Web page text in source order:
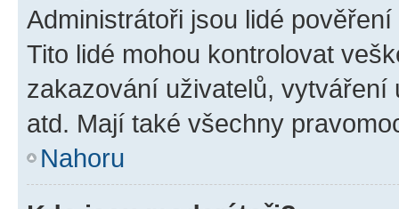
Administrátoři jsou lidé
Tito lidé mohou kontrolovat
zakazování uživatelů,
atd. Mají také všechny
Nahoru